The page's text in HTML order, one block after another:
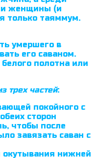
женщины (и
только таяммум.
умершего в
его саваном.
полотна или
трех частей:
покойного с
сторон
чтобы после
завязать саван с
окутывания нижней